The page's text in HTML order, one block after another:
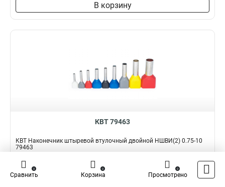
В корзину
КВТ 79463
КВТ Наконечник штыревой втулочный двойной НШВИ(2) 0.75-10
79463
Подробнее Сравнить
Наличие:
Сравнить
0
Корзина
0
Просмотрено
0